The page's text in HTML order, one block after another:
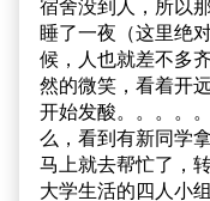
宿舍没到人，所以
睡了一夜（这里绝
候，人也就差不多
然的微笑，看着开
开始发酸。。。。
么，看到有新同学
马上就去帮忙了，
大学生活的四人小